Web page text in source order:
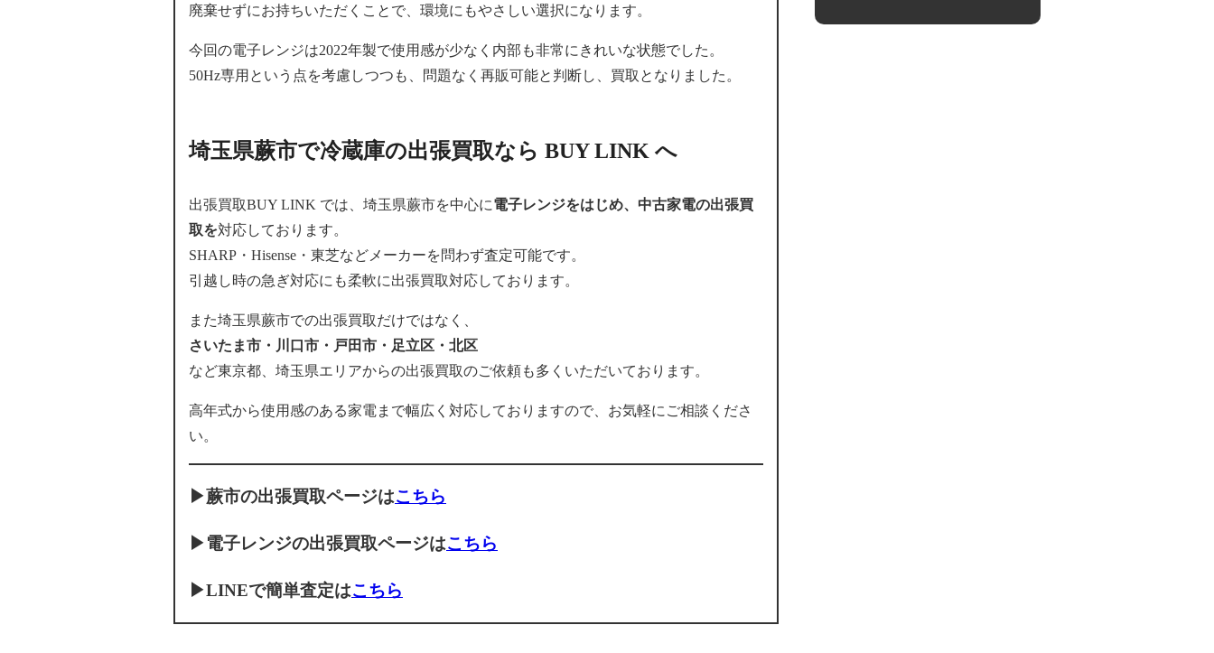
廃棄せずにお持ちいただくことで、環境にもやさしい選択になります。
今回の電子レンジは2022年製で使用感が少なく内部も非常にきれいな状態でした。
50Hz専用という点を考慮しつつも、問題なく再販可能と判断し、買取となりました。
埼玉県蕨市で冷蔵庫の出張買取なら BUY LINK へ
出張買取BUY LINK では、埼玉県蕨市を中心に電子レンジをはじめ、中古家電の出張買
取を対応しております。
SHARP・Hisense・東芝などメーカーを問わず査定可能です。
引越し時の急ぎ対応にも柔軟に出張買取対応しております。
また埼玉県蕨市での出張買取だけではなく、
さいたま市・川口市・戸田市・足立区・北区
など東京都、埼玉県エリアからの出張買取のご依頼も多くいただいております。
高年式から使用感のある家電まで幅広く対応しておりますので、お気軽にご相談くださ
い。
▶蕨市の出張買取ページはこちら
▶電子レンジの出張買取ページはこちら
▶LINEで簡単査定はこちら